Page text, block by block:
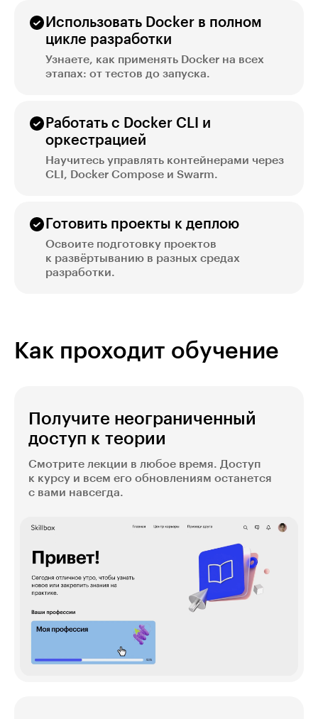
Использовать Docker в полном
цикле разработки
Узнаете, как применять Docker на всех
этапах: от тестов до запуска.
Работать с Docker CLI и
оркестрацией
Научитесь управлять контейнерами через
CLI, Docker Compose и Swarm.
Готовить проекты к деплою
Освоите подготовку проектов
к развёртыванию в разных средах
разработки.
Как проходит обучение
Получите неограниченный
доступ к теории
Смотрите лекции в любое время. Доступ
к курсу и всем его обновлениям останется
с вами навсегда.